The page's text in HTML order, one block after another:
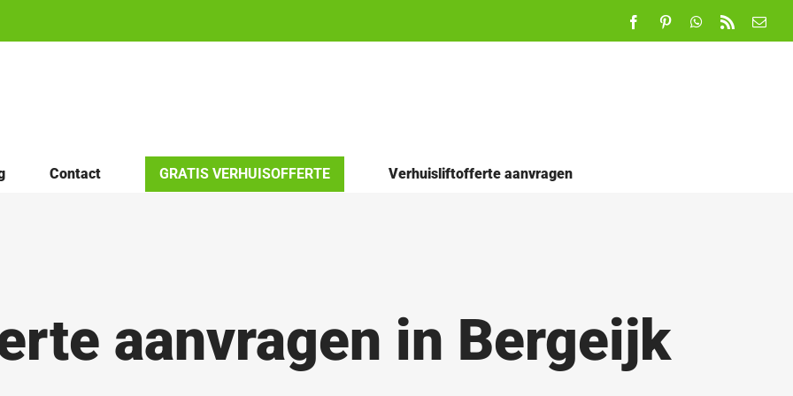
FacebookPinterestWhatsApp
Rss
E-
Contact GRATIS VERHUISOFFERTE Verhuisliftofferte aanvragen
aanvragen in Bergeijk